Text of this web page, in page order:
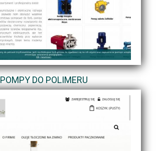
POMPY DO POLIMERU